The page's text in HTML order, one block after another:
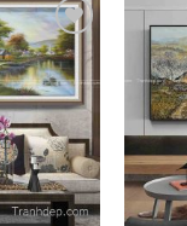
Add to
Wishlist